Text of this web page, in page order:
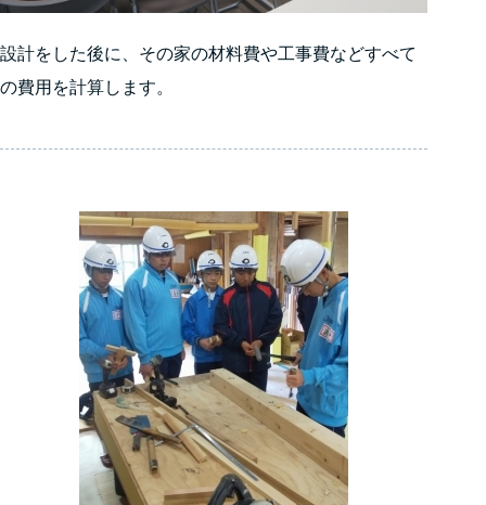
設計をした後に、その家の材料費や工事費などすべて
の費用を計算します。